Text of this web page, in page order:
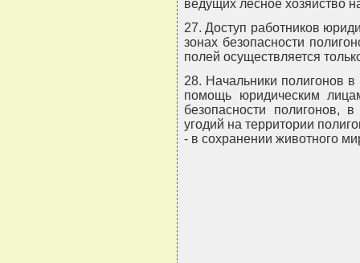
ведущих лесное хозяйство
27. Доступ работников
зонах безопасности
полей осуществляется
28. Начальники полигонов
помощь юридическим
безопасности полигонов,
угодий на территории
- в сохранении животного